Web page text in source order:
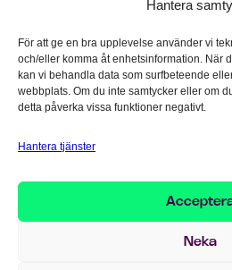
Hantera
För att ge en bra upplevelse använder vi
och/eller komma åt enhetsinformation. När
kan vi behandla data som surfbeteende
webbplats. Om du inte samtycker eller om
detta påverka vissa funktioner negativt.
Hantera tjänster
Neka
Nyfiken på mer?
Kontakta vårt team – vi hjälper